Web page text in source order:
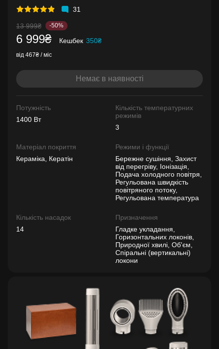
31
13 999₴ -50%
6 999₴ Кешбек 350₴
від 467₴ / міс
Немає в наявності
Потужність
1400 Вт
Кількість температурних
режимів
3
Матеріал покриття
Кераміка, Кератін
Режими і функції
Бережне сушіння, Захист
від перегріву, Іонізація,
Подача холодного повітря,
Регульована швидкість
повітряного потоку,
Регульована температура
Кількість насадок
14
Призначення
Гладке укладання,
Горизонтальних локонів,
Природної хвилі, Об'єм,
Спіральні (вертикальні)
локони